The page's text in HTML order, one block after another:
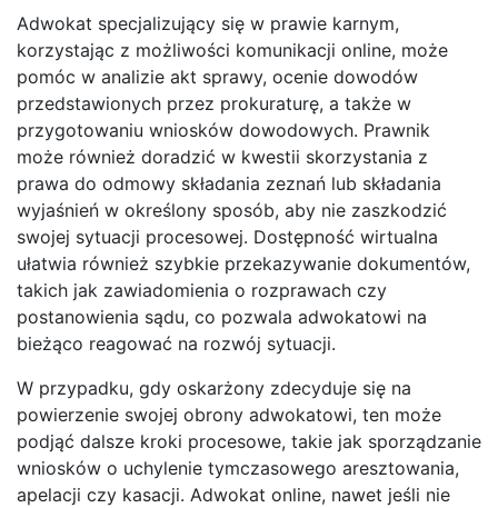
Adwokat specjalizujący się w prawie karnym,
korzystając z możliwości komunikacji online, może
pomóc w analizie akt sprawy, ocenie dowodów
przedstawionych przez prokuraturę, a także w
przygotowaniu wniosków dowodowych. Prawnik
może również doradzić w kwestii skorzystania z
prawa do odmowy składania zeznań lub składania
wyjaśnień w określony sposób, aby nie zaszkodzić
swojej sytuacji procesowej. Dostępność wirtualna
ułatwia również szybkie przekazywanie dokumentów,
takich jak zawiadomienia o rozprawach czy
postanowienia sądu, co pozwala adwokatowi na
bieżąco reagować na rozwój sytuacji.
W przypadku, gdy oskarżony zdecyduje się na
powierzenie swojej obrony adwokatowi, ten może
podjąć dalsze kroki procesowe, takie jak sporządzanie
wniosków o uchylenie tymczasowego aresztowania,
apelacji czy kasacji. Adwokat online, nawet jeśli nie